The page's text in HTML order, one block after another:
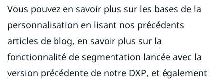
Vous pouvez en savoir plus sur les bases de la
personnalisation en lisant nos précédents
articles de blog, en savoir plus sur la
fonctionnalité de segmentation lancée avec la
version précédente de notre DXP, et également